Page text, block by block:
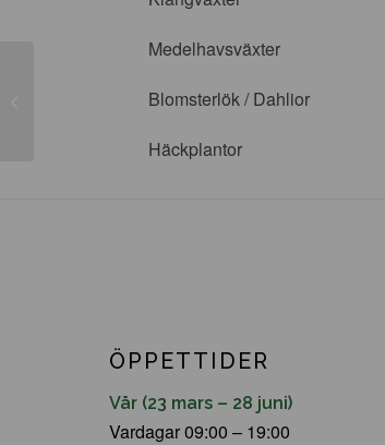
Medelhavsväxter
Blomsterlök / Dahlior
Häckplantor
ÖPPETTIDER
Vår (23 mars – 28 juni)
Vardagar 09:00 – 19:00
Rubus ’Autumn Bliss’